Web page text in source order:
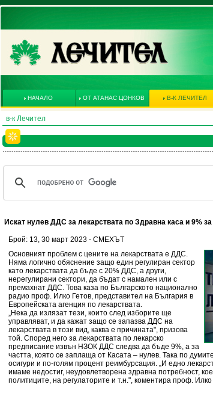
НАЧАЛО ОТ АТАНАС ЦОНКОВ В-К ЛЕЧИТЕЛ
в-к Лечител
Искат нулев ДДС за лекарствата по Здравна каса и 9%
Брой: 13, 30 март 2023 - СМЕХЪТ
Основният проблем с цените на лекарствата е ДДС.
Няма логично обяснение защо един регулиран сектор
като лекарствата да бъде с 20% ДДС, а други,
нерегулирани сектори, да бъдат с намален или с
премахнат ДДС. Това каза по Българското национално
радио проф. Илко Гетов, представител на България в
Европейската агенция по лекарствата.
„Нека да излязат тези, които след изборите ще
управляват, и да кажат защо се запазва ДДС на
лекарствата в този вид, каква е причината", призова
той. Според него за лекарствата по лекарско
предписание извън НЗОК ДДС следва да бъде 9%, а за
частта, която се заплаща от Касата – нулев. Така по
осигури и по-голям процент реимбурсация. „И едно
имаме недостиг, неудовлетворена здравна потребност,
политиците, на регулаторите и т.н.", коментира проф. Илко